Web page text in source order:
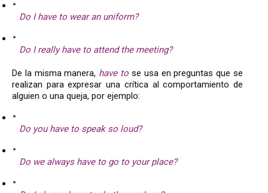
Do I have to wear an uniform?
Do I really have to attend the meeting?
De la misma manera, have to se usa en preguntas que se
realizan para expresar una crítica al comportamiento de
alguien o una queja, por ejemplo:
Do you have to speak so loud?
Do we always have to go to your place?